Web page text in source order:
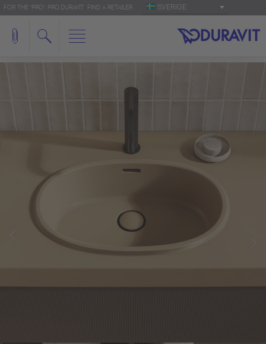
FOR THE 'PRO': PRO.DURAVIT FIND A RETAILER SVERIGE